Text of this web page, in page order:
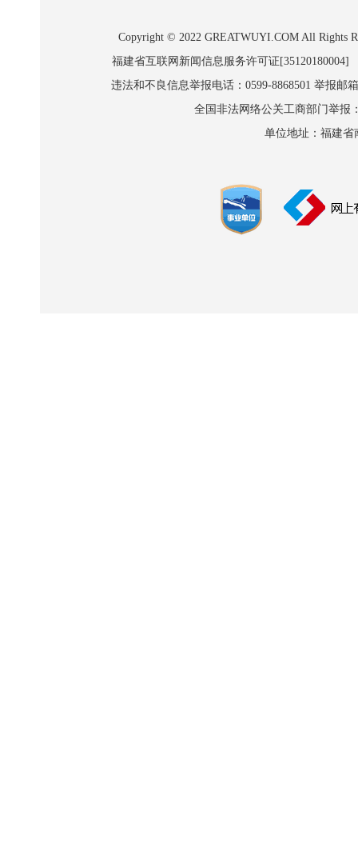
Copyright © 2022 GREATWUYI.COM All Rights
福建省互联网新闻信息服务许可证
违法和不良信息举报电话：0599-8868501 举报邮
全国非法网络公关工商部门举报
单位地址：福建省